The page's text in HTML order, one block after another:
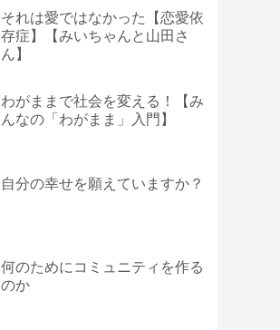
それは愛ではなかった【恋愛依
存症】【みいちゃんと山田さ
ん】
わがままで社会を変える！【み
んなの「わがまま」入門】
自分の幸せを願えていますか？
何のためにコミュニティを作る
のか